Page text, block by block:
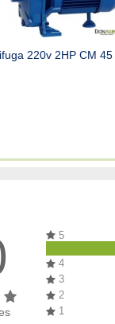
220v 2HP CM 45
5
4
3
2
1